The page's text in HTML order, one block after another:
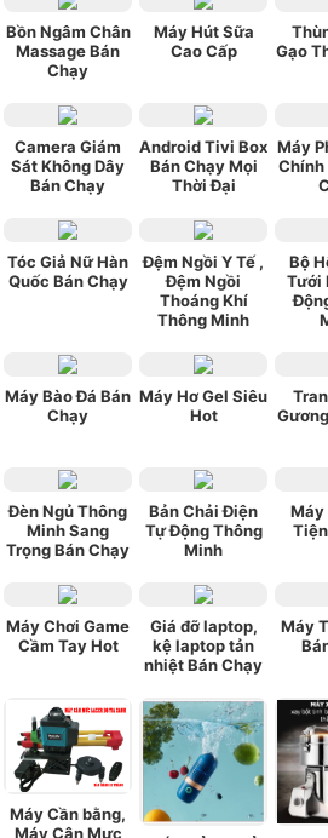
Bồn Ngâm Chân
Massage Bán
Chạy
Máy Hút Sữa
Cao Cấp
Gạo
Camera Giám
Sát Không Dây
Bán Chạy
Android Tivi Box
Bán Chạy Mọi
Thời Đại
Máy
Chính
Tóc Giả Nữ Hàn
Quốc Bán Chạy
Đệm Ngồi Y Tế ,
Đệm Ngồi
Thoáng Khí
Thông Minh
Bộ
Tưới
Máy Bào Đá Bán
Chạy
Máy Hơ Gel Siêu
Hot
Đèn Ngủ Thông
Minh Sang
Trọng Bán Chạy
Bản Chải Điện
Tự Động Thông
Minh
Máy
Máy Chơi Game
Cầm Tay Hot
Giá đỡ laptop,
kệ laptop tản
nhiệt Bán Chạy
Máy
Máy Cần bằng,
Máy Cân Mực